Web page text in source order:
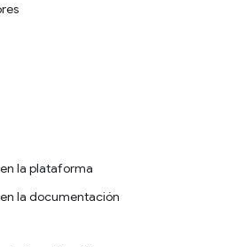
la plataforma
la documentación